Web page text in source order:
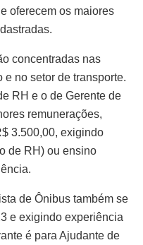
oferecem os maiores
concentradas nas
no setor de transporte.
RH e o de Gerente de
remunerações,
3.500,00, exigindo
de RH) ou ensino
de Ônibus também se
e exigindo experiência
é para Ajudante de